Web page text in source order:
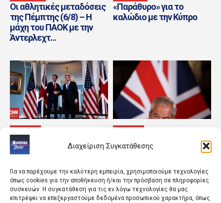
Διαχείριση Συγκατάθεσης
Για να παρέχουμε την καλύτερη εμπειρία, χρησιμοποιούμε τεχνολογίες
όπως cookies για την αποθήκευση ή/και την πρόσβαση σε πληροφορίες
συσκευών. Η συγκατάθεση για τις εν λόγω τεχνολογίες θα μας
επιτρέψει να επεξεργαστούμε δεδομένα προσωπικού χαρακτήρα, όπως
Οι αθλητικές μεταδόσεις
της Πέμπτης (6/8) – Η
μάχη του ΠΑΟΚ με την
Άντερλεχτ...
«Παράθυρο» για το
καλώδιο με την Κύπρο
Η ασφάλεια Ευρώπης και
Ουκρανίας κυριάρχησαν
ΗΠΑ και...
«Ο εχθρός του εχθρού
μου» – Το φαινόμενο
ψυχόδραμα στη...